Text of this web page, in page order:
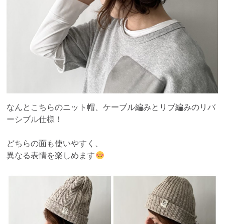
なんとこちらのニット帽、ケーブル編みとリブ編みのリバ
ーシブル仕様！
どちらの面も使いやすく、
異なる表情を楽しめます